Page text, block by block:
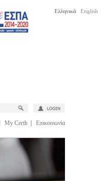
Ελληνικά English
My Certh Επικοινωνία